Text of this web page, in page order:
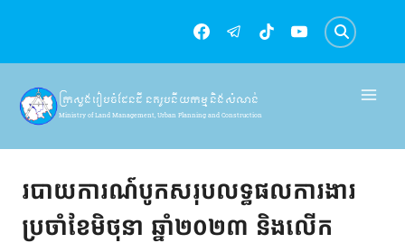
content
ក្រសួងរៀបចំដែនដី នគរូបនីយកម្ម និងសំណង់
Ministry of Land Management, Urban Planning and Construction
របាយការណ៍បូកសរុបលទ្ធផលការងារ
ប្រចាំខែមិថុនា ឆ្នាំ២០២៣ និងលើក